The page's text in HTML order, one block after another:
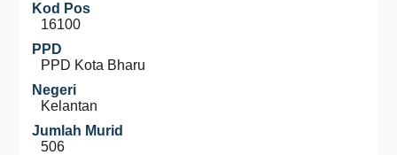
Kod Pos
16100
PPD
PPD Kota Bharu
Negeri
Kelantan
Jumlah Murid
506